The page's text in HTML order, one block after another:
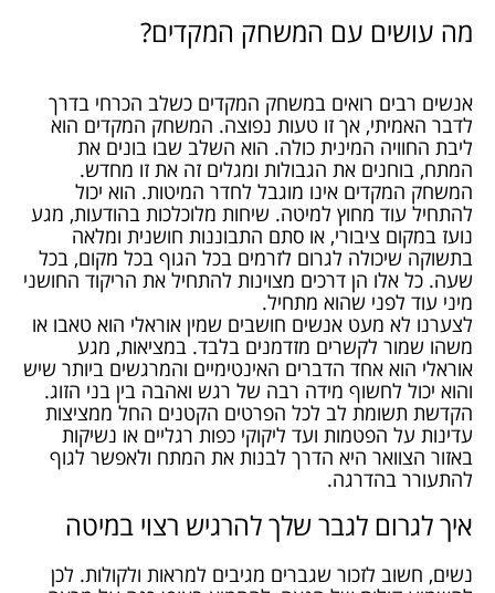
מה עושים עם המשחק המקדים?
אנשים רבים רואים במשחק המקדים כשלב הכרחי בדרך
לדבר האמיתי, אך זו טעות נפוצה. המשחק המקדים הוא
ליבת החוויה המינית כולה. הוא השלב שבו בונים את
המתח, בוחנים את הגבולות ומגלים זה את זו מחדש.
המשחק המקדים אינו מוגבל לחדר המיטות. הוא יכול
להתחיל עוד מחוץ למיטה. שיחות מלוכלכות בהודעות, מגע
נועז במקום ציבורי, או סתם התבוננות חושנית ומלאה
בתשוקה שיכולה לגרום לזרמים בכל הגוף בכל מקום, בכל
שעה. כל אלו הן דרכים מצוינות להתחיל את הריקוד החושני
מיני עוד לפני שהוא מתחיל.
לצערנו לא מעט אנשים חושבים שמין אוראלי הוא טאבו או
משהו שמור לקשרים מזדמנים בלבד. במציאות, מגע
אוראלי הוא אחד הדברים האינטימיים והמרגשים ביותר שיש
והוא יכול לחשוף מידה רבה של רגש ואהבה בין בני הזוג.
הקדשת תשומת לב לכל הפרטים הקטנים החל ממציצות
עדינות על הפטמות ועד ליקוקי כפות רגליים או נשיקות
באזור הצוואר היא הדרך לבנות את המתח ולאפשר לגוף
להתעורר בהדרגה.
איך לגרום לגבר שלך להרגיש רצוי במיטה
נשים, חשוב לזכור שגברים מגיבים למראות ולקולות. לכן